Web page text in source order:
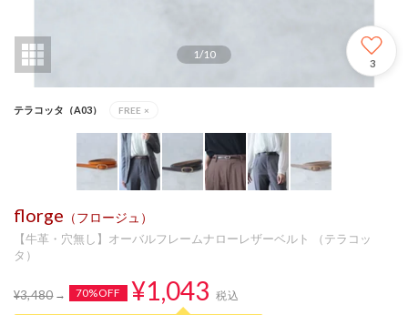
1/10
3
テラコッタ（A03） FREE ×
florge （フロージュ）
【牛革・穴無し】オーバルフレームナローレザーベルト （テラコッ
タ）
¥3,480 70%OFF ¥1,043 税込